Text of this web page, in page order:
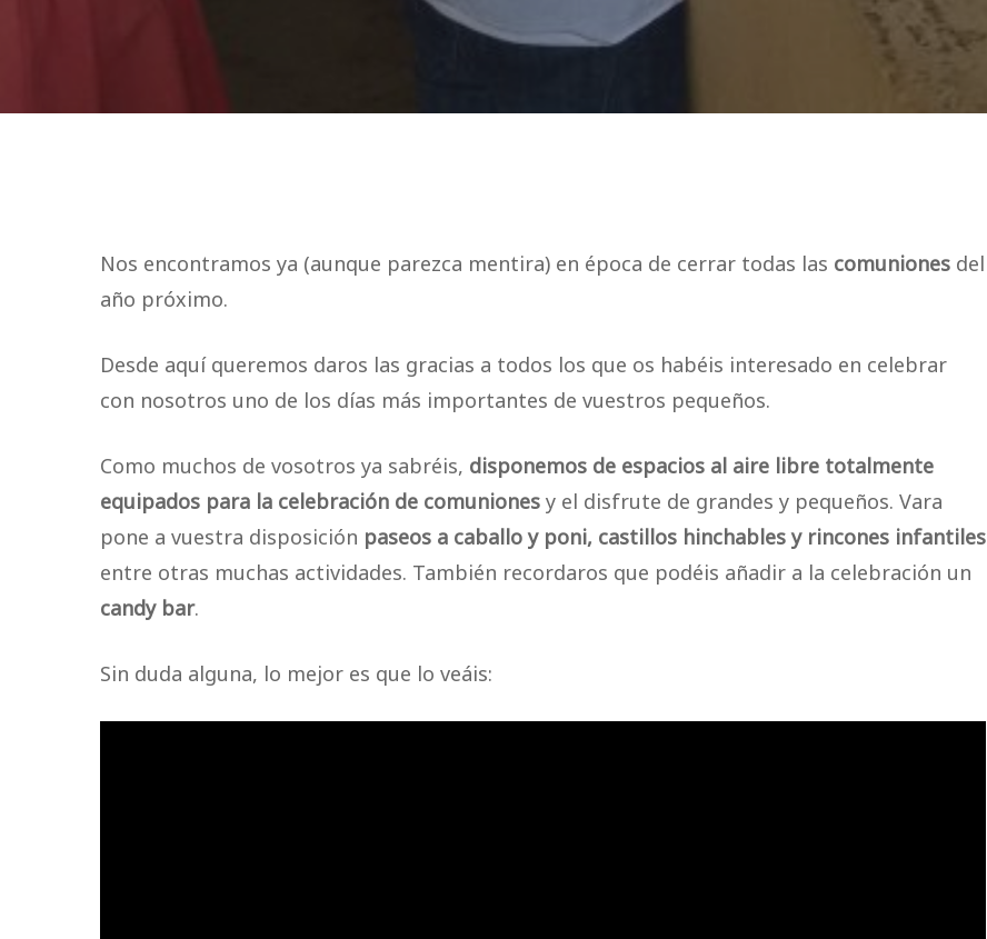
Nos encontramos ya (aunque parezca mentira) en época de cerrar todas las comuniones del
año próximo.
Desde aquí queremos daros las gracias a todos los que os habéis interesado en celebrar
con nosotros uno de los días más importantes de vuestros pequeños.
Como muchos de vosotros ya sabréis, disponemos de espacios al aire libre totalmente
equipados para la celebración de comuniones y el disfrute de grandes y pequeños. Vara
pone a vuestra disposición paseos a caballo y poni, castillos hinchables y rincones infantiles
entre otras muchas actividades. También recordaros que podéis añadir a la celebración un
candy bar.
Sin duda alguna, lo mejor es que lo veáis: